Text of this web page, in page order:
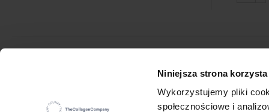
Niniejsza strona
Wykorzystujemy pliki
społecznościowe i
Seat: ul. Hippiczna 2, 84-207 Koleczkowo
Statistical number (REGON): 360987881
E-mail:
office@colwayinternational.com